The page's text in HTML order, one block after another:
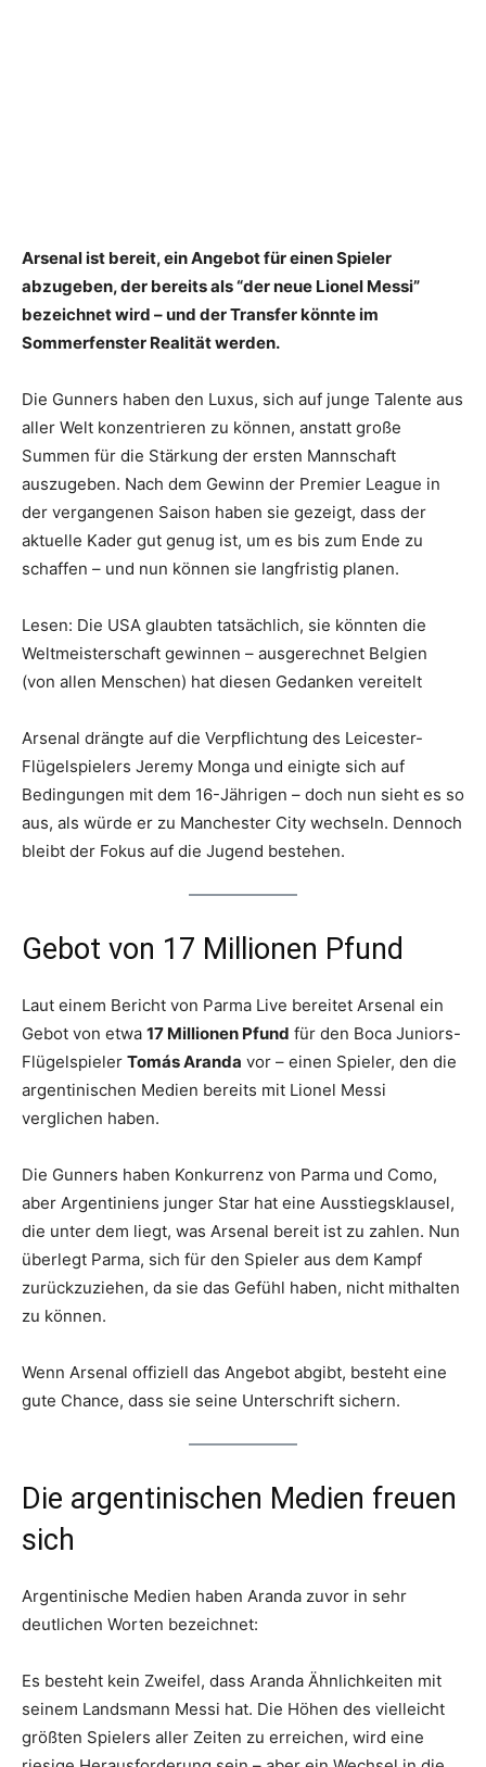
Arsenal ist bereit, ein Angebot für einen Spieler
abzugeben, der bereits als “der neue Lionel Messi”
bezeichnet wird – und der Transfer könnte im
Sommerfenster Realität werden.
Die Gunners haben den Luxus, sich auf junge Talente aus
aller Welt konzentrieren zu können, anstatt große
Summen für die Stärkung der ersten Mannschaft
auszugeben. Nach dem Gewinn der Premier League in
der vergangenen Saison haben sie gezeigt, dass der
aktuelle Kader gut genug ist, um es bis zum Ende zu
schaffen – und nun können sie langfristig planen.
Lesen: Die USA glaubten tatsächlich, sie könnten die
Weltmeisterschaft gewinnen – ausgerechnet Belgien
(von allen Menschen) hat diesen Gedanken vereitelt
Arsenal drängte auf die Verpflichtung des Leicester-
Flügelspielers Jeremy Monga und einigte sich auf
Bedingungen mit dem 16-Jährigen – doch nun sieht es so
aus, als würde er zu Manchester City wechseln. Dennoch
bleibt der Fokus auf die Jugend bestehen.
Gebot von 17 Millionen Pfund
Laut einem Bericht von Parma Live bereitet Arsenal ein
Gebot von etwa 17 Millionen Pfund für den Boca Juniors-
Flügelspieler Tomás Aranda vor – einen Spieler, den die
argentinischen Medien bereits mit Lionel Messi
verglichen haben.
Die Gunners haben Konkurrenz von Parma und Como,
aber Argentiniens junger Star hat eine Ausstiegsklausel,
die unter dem liegt, was Arsenal bereit ist zu zahlen. Nun
überlegt Parma, sich für den Spieler aus dem Kampf
zurückzuziehen, da sie das Gefühl haben, nicht mithalten
zu können.
Wenn Arsenal offiziell das Angebot abgibt, besteht eine
gute Chance, dass sie seine Unterschrift sichern.
Die argentinischen Medien freuen
sich
Argentinische Medien haben Aranda zuvor in sehr
deutlichen Worten bezeichnet:
Es besteht kein Zweifel, dass Aranda Ähnlichkeiten mit
seinem Landsmann Messi hat. Die Höhen des vielleicht
größten Spielers aller Zeiten zu erreichen, wird eine